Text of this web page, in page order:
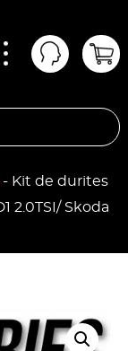
Mon
- Kit de durites
2.0TSI/ Skoda